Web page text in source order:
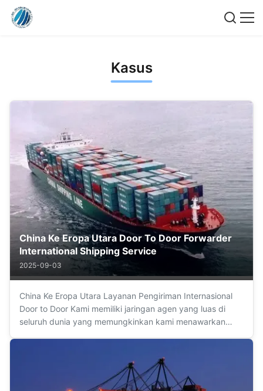
Kasus
China Ke Eropa Utara Door To Door Forwarder
International Shipping Service
2025-09-03
China Ke Eropa Utara Layanan Pengiriman Internasional
Door to Door Kami memiliki jaringan agen yang luas di
seluruh dunia yang memungkinkan kami menawarkan
menyederhanakan operasi dari asal ke tujuan dengan ...